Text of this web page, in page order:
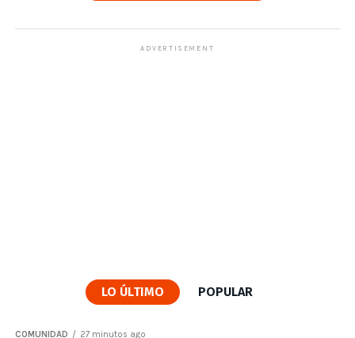
ADVERTISEMENT
LO ÚLTIMO POPULAR
COMUNIDAD 27 minutos ago